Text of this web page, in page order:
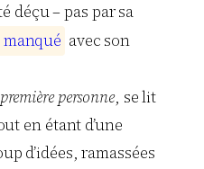
déçu – pas par sa
manqué avec son
personne, se lit
en étant d’une
d’idées, ramassées